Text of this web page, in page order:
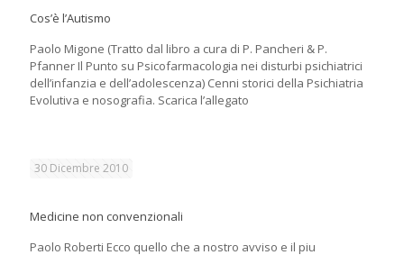
Cos’è l’Autismo
Paolo Migone (Tratto dal libro a cura di P. Pancheri & P.
Pfanner Il Punto su Psicofarmacologia nei disturbi psichiatrici
dell’infanzia e dell’adolescenza) Cenni storici della Psichiatria
Evolutiva e nosografia. Scarica l’allegato
30 Dicembre 2010
Medicine non convenzionali
Paolo Roberti Ecco quello che a nostro avviso e il piu